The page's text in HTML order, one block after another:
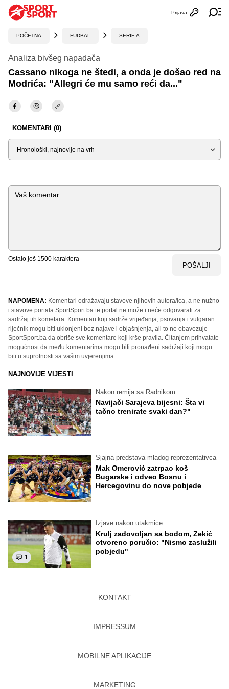
Otvori
Prijava
POČETNA FUDBAL SERIE A
Analiza bivšeg napadača
Cassano nikoga ne štedi, a onda je došao red na
Modrića: "Allegri će mu samo reći da..."
KOMENTARI (0)
Sortiraj
Komentar
Ostalo još 1500 karaktera
POŠALJI
NAPOMENA: Komentari odražavaju stavove njihovih autora/ica, a ne nužno
i stavove portala SportSport.ba te portal ne može i neće odgovarati za
sadržaj tih kometara. Komentari koji sadrže vrijeđanja, psovanja i vulgaran
riječnik mogu biti uklonjeni bez najave i objašnjenja, ali to ne obavezuje
SportSport.ba da obriše sve komentare koji krše pravila. Čitanjem prihvatate
mogućnost da među komentarima mogu biti pronađeni sadržaji koji mogu
biti u suprotnosti sa vašim uvjerenjima.
NAJNOVIJE VIJESTI
Nakon remija sa Radnikom
Navijači Sarajeva bijesni: Šta vi
tačno trenirate svaki dan?"
Sjajna predstava mladog reprezentativca
Mak Omerović zatrpao koš
Bugarske i odveo Bosnu i
Hercegovinu do nove pobjede
1
Izjave nakon utakmice
Krulj zadovoljan sa bodom, Zekić
otvoreno poručio: "Nismo zaslužili
pobjedu"
KONTAKT
IMPRESSUM
MOBILNE APLIKACIJE
MARKETING